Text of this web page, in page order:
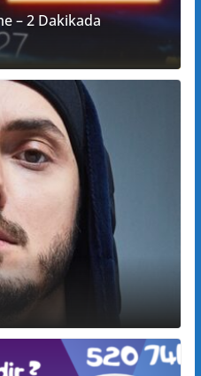
– 2 Dakikada